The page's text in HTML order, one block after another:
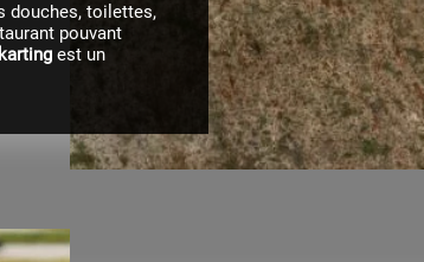
douches, toilettes,
pouvant
est un